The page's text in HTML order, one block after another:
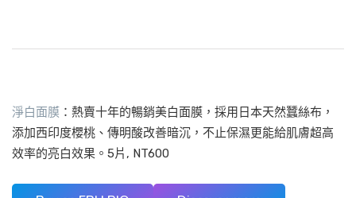
淨白面膜 ：熱賣十年的暢銷美白面膜，採用日本天然蠶絲布，
添加西印度櫻桃、傳明酸改善暗沉，不止保濕更能給肌膚超高
效率的亮白效果。5片, NT600